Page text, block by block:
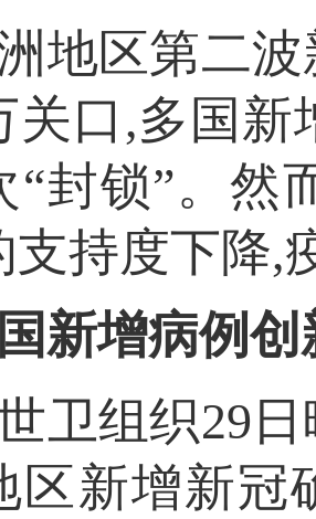
地区第二
关口,多国新
“封锁”。然
支持度下降,
新增病例创
卫组织29
区新增新冠